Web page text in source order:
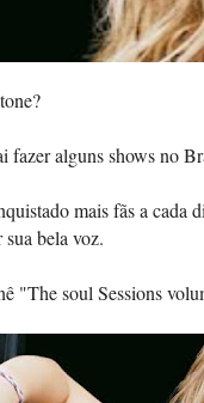
fazer alguns shows no
mais fãs a cada
bela voz.
"The soul Sessions